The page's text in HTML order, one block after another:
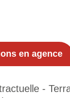
en agence
-